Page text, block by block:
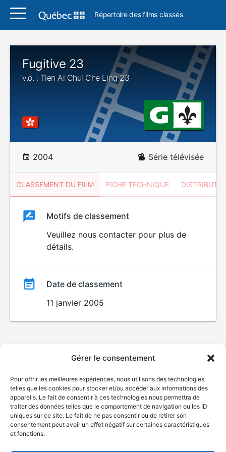
Gérer le consentement
Pour offrir les meilleures expériences, nous utilisons des technologies
telles que les cookies pour stocker et/ou accéder aux informations des
appareils. Le fait de consentir à ces technologies nous permettra de
traiter des données telles que le comportement de navigation ou les ID
uniques sur ce site. Le fait de ne pas consentir ou de retirer son
consentement peut avoir un effet négatif sur certaines caractéristiques
et fonctions.
Répertoire des films classés
Fugitive 23
v.o. : Tien Ai Chui Che Ling 23
2004 Série télévisée
CLASSEMENT DU FILM FICHE TECHNIQUE
ClassementClassement
Motifs de classement
Veuillez nous contacter pour plus de
détails.
Date de classement
11 janvier 2005